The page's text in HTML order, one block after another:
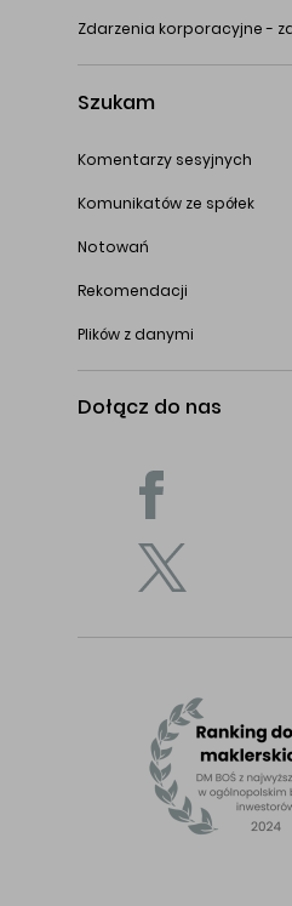
Zdarzenia korporacyjne -
Szukam
Komentarzy sesyjnych
Komunikatów ze spółek
Notowań
Rekomendacji
Plików z danymi
Dołącz do nas